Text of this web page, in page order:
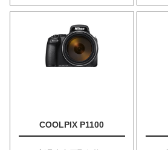
COOLPIX P1100